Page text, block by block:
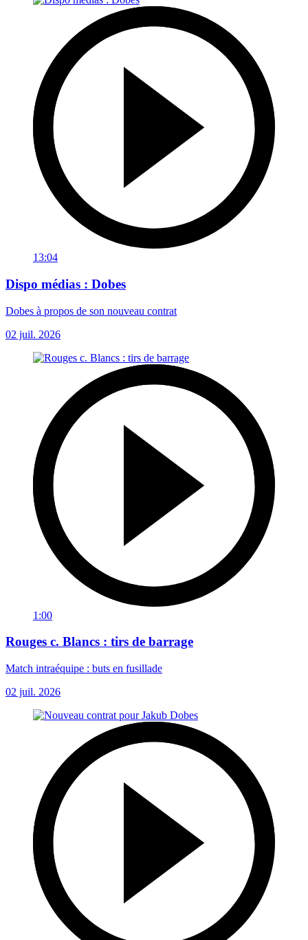
13:04
Dispo médias : Dobes
Dobes à propos de son nouveau contrat
02 juil. 2026
1:00
Rouges c. Blancs : tirs de barrage
Match intraéquipe : buts en fusillade
02 juil. 2026